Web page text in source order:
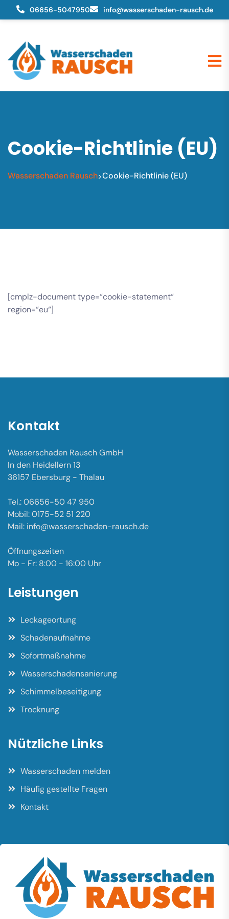
06656-5047950 info@wasserschaden-rausch.de
Cookie-Richtlinie (EU)
Wasserschaden Rausch>Cookie-Richtlinie (EU)
[cmplz-document type=“cookie-statement“
region=“eu“]
Kontakt
Wasserschaden Rausch GmbH
In den Heidellern 13
36157 Ebersburg - Thalau
Tel.: 06656-50 47 950
Mobil: 0175-52 51 220
Mail: info@wasserschaden-rausch.de
Öffnungszeiten
Mo - Fr: 8:00 - 16:00 Uhr
Leistungen
Leckageortung
Schadenaufnahme
Sofortmaßnahme
Wasserschadensanierung
Schimmelbeseitigung
Trocknung
Nützliche Links
Wasserschaden melden
Häufig gestellte Fragen
Kontakt